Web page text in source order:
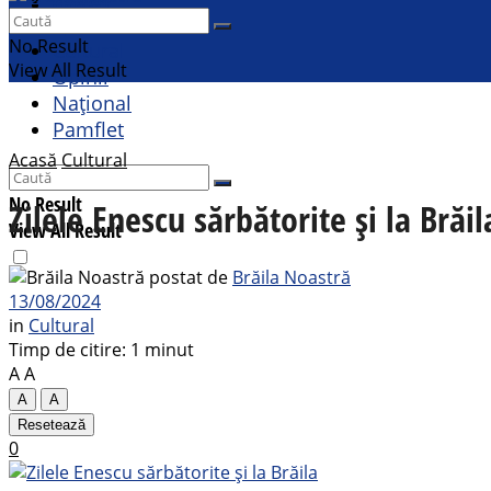
Cultural
Opinii
Național
Pamflet
No Result
View All Result
No Result
View All Result
AcasăCultural
Zilele Enescu sărbătorite și la
postat de Brăila Noastră
13/08/2024
in Cultural
Timp de citire: 1 minut
AA
A
A
Resetează
0